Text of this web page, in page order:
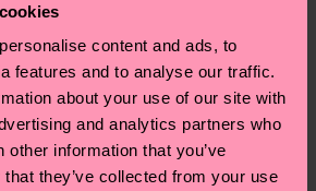
content and ads, to
features and to analyse our traffic.
about your use of our site with
and analytics partners who
other information that you’ve
they’ve collected from your use
Nachhaltigkeitsseite
von der lokalen Post in
einer Retoure? In unserem
Retourenfindest du die